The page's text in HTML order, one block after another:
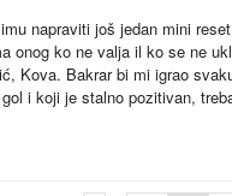
napraviti još jedan mini
onog ko ne valja il ko se ne
Kova. Bakrar bi mi igrao
i koji je stalno pozitivan,